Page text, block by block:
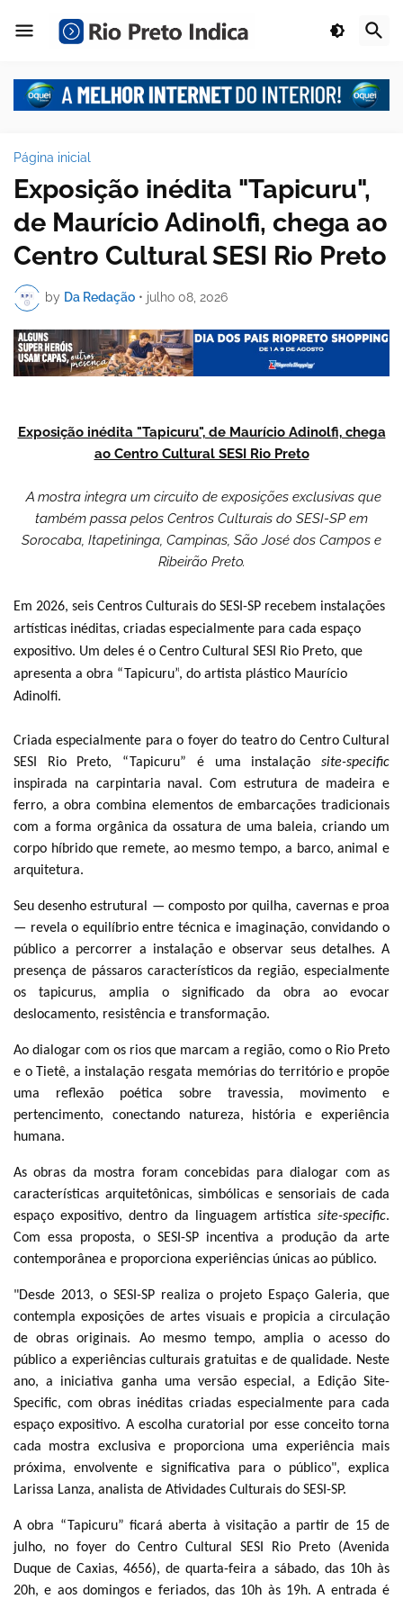
Página inicial
Exposição inédita "Tapicuru",
de Maurício Adinolfi, chega ao
Centro Cultural SESI Rio Preto
by Da Redação • julho 08, 2026
Exposição inédita "Tapicuru", de Maurício Adinolfi, chega
ao Centro Cultural SESI Rio Preto
A mostra integra um circuito de exposições exclusivas que
também passa pelos Centros Culturais do SESI-SP em
Sorocaba, Itapetininga, Campinas, São José dos Campos e
Ribeirão Preto.
Em 2026, seis Centros Culturais do SESI-SP recebem instalações
artísticas inéditas, criadas especialmente para cada espaço
expositivo. Um deles é o Centro Cultural SESI Rio Preto, que
apresenta a obra “Tapicuru”, do artista plástico Maurício
Adinolfi.
Criada especialmente para o foyer do teatro do Centro Cultural
SESI Rio Preto, “Tapicuru” é uma instalação site-specific
inspirada na carpintaria naval. Com estrutura de madeira e
ferro, a obra combina elementos de embarcações tradicionais
com a forma orgânica da ossatura de uma baleia, criando um
corpo híbrido que remete, ao mesmo tempo, a barco, animal e
arquitetura.
Seu desenho estrutural — composto por quilha, cavernas e proa
— revela o equilíbrio entre técnica e imaginação, convidando o
público a percorrer a instalação e observar seus detalhes. A
presença de pássaros característicos da região, especialmente
os tapicurus, amplia o significado da obra ao evocar
deslocamento, resistência e transformação.
Ao dialogar com os rios que marcam a região, como o Rio Preto
e o Tietê, a instalação resgata memórias do território e propõe
uma reflexão poética sobre travessia, movimento e
pertencimento, conectando natureza, história e experiência
humana.
As obras da mostra foram concebidas para dialogar com as
características arquitetônicas, simbólicas e sensoriais de cada
espaço expositivo, dentro da linguagem artística site-specific.
Com essa proposta, o SESI-SP incentiva a produção da arte
contemporânea e proporciona experiências únicas ao público.
"Desde 2013, o SESI-SP realiza o projeto Espaço Galeria, que
contempla exposições de artes visuais e propicia a circulação
de obras originais. Ao mesmo tempo, amplia o acesso do
público a experiências culturais gratuitas e de qualidade. Neste
ano, a iniciativa ganha uma versão especial, a Edição Site-
Specific, com obras inéditas criadas especialmente para cada
espaço expositivo. A escolha curatorial por esse conceito torna
cada mostra exclusiva e proporciona uma experiência mais
próxima, envolvente e significativa para o público", explica
Larissa Lanza, analista de Atividades Culturais do SESI-SP.
A obra “Tapicuru” ficará aberta à visitação a partir de 15 de
julho, no foyer do Centro Cultural SESI Rio Preto (Avenida
Duque de Caxias, 4656), de quarta-feira a sábado, das 10h às
20h, e aos domingos e feriados, das 10h às 19h. A entrada é